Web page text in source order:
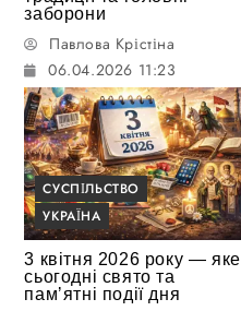
заборони
Павлова Крістіна
06.04.2026 11:23
СУСПІЛЬСТВО
УКРАЇНА
3 квітня 2026 року — яке
сьогодні свято та
памʼятні події дня